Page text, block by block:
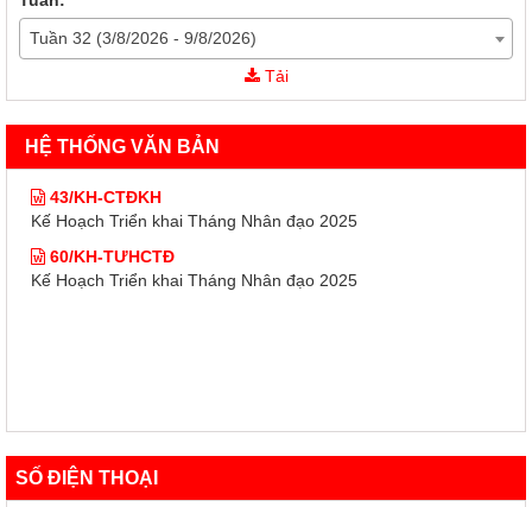
Tuần 32 (3/8/2026 - 9/8/2026)
Tải
HỆ THỐNG VĂN BẢN
Kế Hoạch Triển khai Tháng Nhân đạo 2025
Kế Hoạch Triển khai Tháng Nhân đạo 2025
SỐ ĐIỆN THOẠI